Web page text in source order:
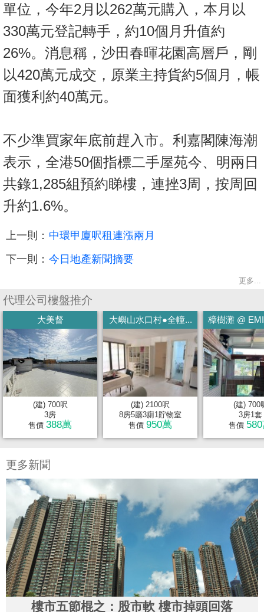
單位，今年2月以262萬元購入，本月以
330萬元登記轉手，約10個月升值約
26%。消息稱，沙田春暉花園高層戶，剛
以420萬元成交，原業主持貨約5個月，帳
面獲利約40萬元。
不少準買家年底前趕入市。利嘉閣陳海潮
表示，全港50個指標二手屋苑今、明兩日
共錄1,285組預約睇樓，連挫3周，按周回
升約1.6%。
上一則： 中環甲廈呎租連漲兩月
下一則： 今日地產新聞摘要
更多...
代理公司樓盤推介
大美督
(建) 700呎
3房
售價 388萬
大嶼山水口村●全幢...
(建) 2100呎
8房5廳3廁1貯物室
售價 950萬
樟樹灘 @
(建) 700
3房1套
售價
更多新聞
樓市五節棍之：股市軟 樓市掉頭回落